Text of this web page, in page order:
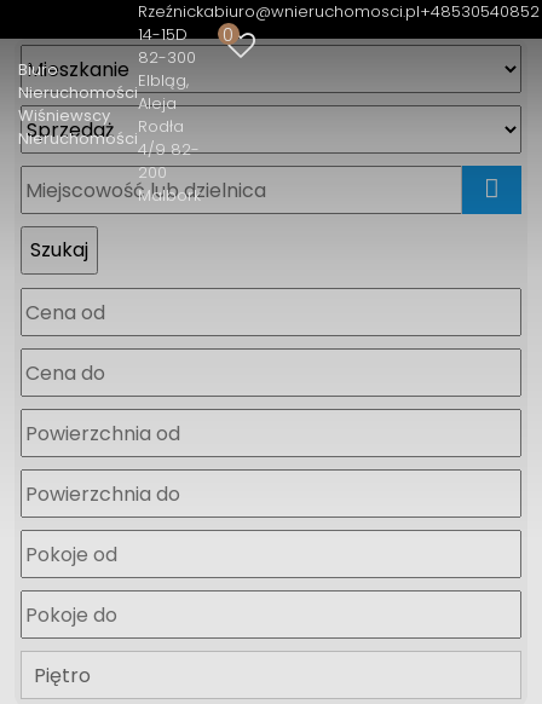
Biuro
Nieruchomości
Wiśniewscy
Nieruchomości
Rzeźnicka
14-15D
82-300
Elbląg
Aleja
Rodła
4/9 82-
200
Malbork
biuro@wnieruchomosci.pl+48530540852
0
Piętro